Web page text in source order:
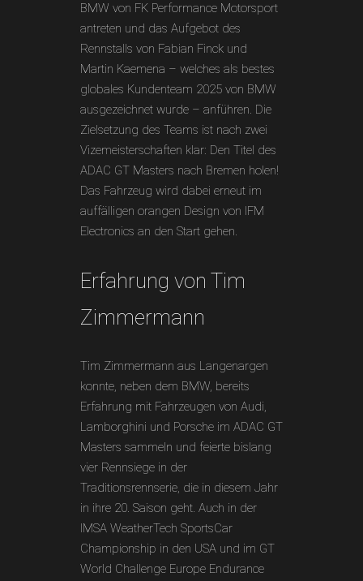
BMW von FK Performance Motorsport
antreten und das Aufgebot des
Rennstalls von Fabian Finck und
Martin Kaemena – welches als bestes
globales Kundenteam 2025 von BMW
ausgezeichnet wurde – anführen. Die
Zielsetzung des Teams ist nach zwei
Vizemeisterschaften klar: Den Titel des
ADAC GT Masters nach Bremen holen!
Das Fahrzeug wird dabei erneut im
auffälligen orangen Design von IFM
Electronics an den Start gehen.
Erfahrung von Tim
Zimmermann
Tim Zimmermann aus Langenargen
konnte, neben dem BMW, bereits
Erfahrung mit Fahrzeugen von Audi,
Lamborghini und Porsche im ADAC GT
Masters sammeln und feierte bislang
vier Rennsiege in der
Traditionsrennserie, die in diesem Jahr
in ihre 20. Saison geht. Auch in der
IMSA WeatherTech SportsCar
Championship in den USA und im GT
World Challenge Europe Endurance